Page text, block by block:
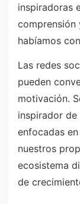
inspiradoras
comprensión
habíamos
Las redes
pueden
motivación.
inspirador
enfocadas
nuestros
ecosistema
de